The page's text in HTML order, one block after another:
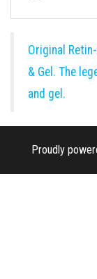
Original
& Gel. The
and gel.
Proudly